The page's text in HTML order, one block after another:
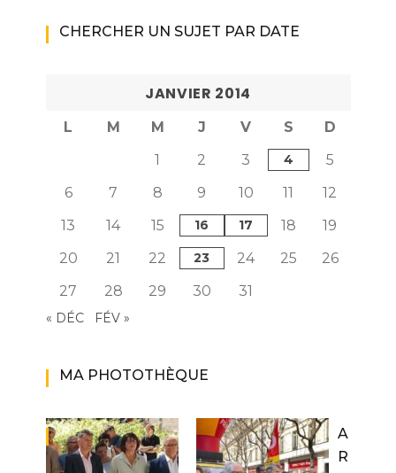
CHERCHER UN SUJET PAR DATE
JANVIER 2014
L M M J V S
D
1
2 3 4
5
6
7 8 9 10 11
12
13
14 15 16 17 18
19
20
21 22 23 24 25
26
27
28 29 30 31
« DÉC FÉV »
MA PHOTOTHÈQUE
A
R